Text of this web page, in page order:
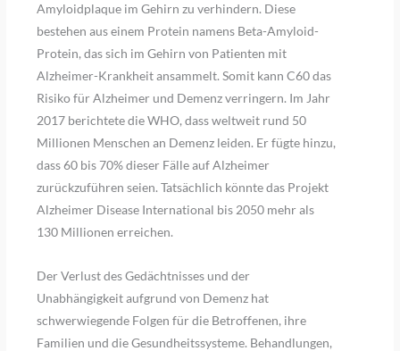
Amyloidplaque im Gehirn zu verhindern. Diese
bestehen aus einem Protein namens Beta-Amyloid-
Protein, das sich im Gehirn von Patienten mit
Alzheimer-Krankheit ansammelt. Somit kann C60 das
Risiko für Alzheimer und Demenz verringern. Im Jahr
2017 berichtete die WHO, dass weltweit rund 50
Millionen Menschen an Demenz leiden. Er fügte hinzu,
dass 60 bis 70% dieser Fälle auf Alzheimer
zurückzuführen seien. Tatsächlich könnte das Projekt
Alzheimer Disease International bis 2050 mehr als
130 Millionen erreichen.
Der Verlust des Gedächtnisses und der
Unabhängigkeit aufgrund von Demenz hat
schwerwiegende Folgen für die Betroffenen, ihre
Familien und die Gesundheitssysteme. Behandlungen,